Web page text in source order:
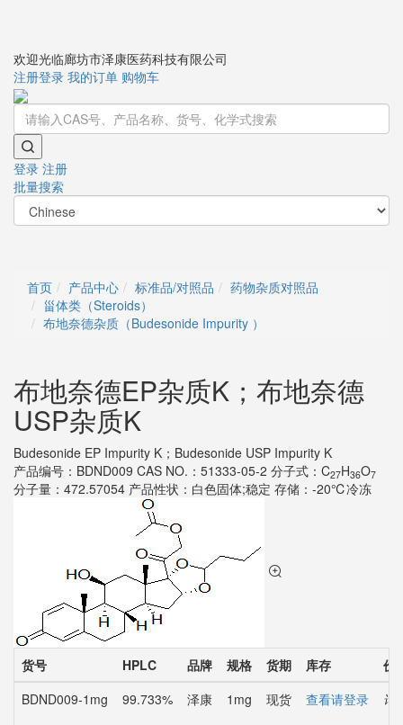
欢迎光临廊坊市泽康医药科技有限公司
注册登录 我的订单 购物车
登录 注册
批量搜索
首页
产品中心 标准品/对照品
药物杂质对照品
甾体类（Steroids）
布地奈德杂质（Budesonide Impurity ）
布地奈德EP杂质K；布地奈德
USP杂质K
Budesonide EP Impurity K；Budesonide USP Impurity K
产品编号：BDND009 CAS NO.：51333-05-2 分子式：C27H36O7
分子量：472.57054 产品性状：白色固体;稳定 存储：-20℃冷冻
货号 HPLC 品牌 规格 货期 库存
价
BDND009-1mg
99.733% 泽康 1mg 现货 查看请登录 询